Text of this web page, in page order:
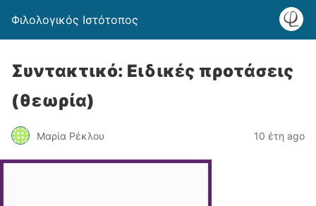
Φιλολογικός Ιστότοπος
Συντακτικό: Ειδικές προτάσεις
(θεωρία)
Μαρία Ρέκλου 10 έτη ago